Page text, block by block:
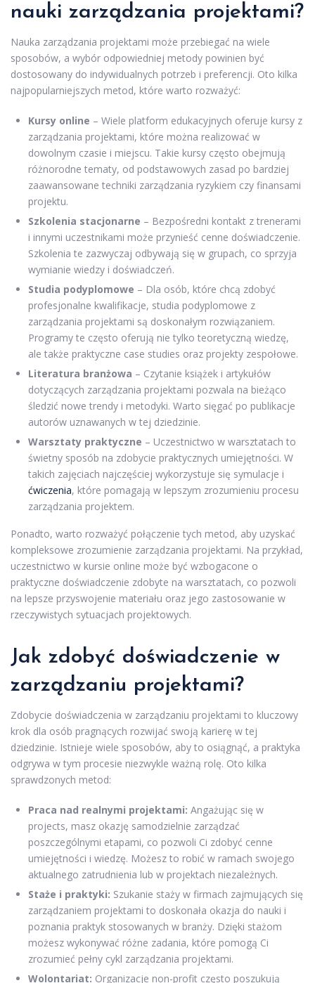
nauki zarządzania projektami?
Nauka zarządzania projektami może przebiegać na wiele
sposobów, a wybór odpowiedniej metody powinien być
dostosowany do indywidualnych potrzeb i preferencji. Oto kilka
najpopularniejszych metod, które warto rozważyć:
Kursy online – Wiele platform edukacyjnych oferuje kursy z
zarządzania projektami, które można realizować w
dowolnym czasie i miejscu. Takie kursy często obejmują
różnorodne tematy, od podstawowych zasad po bardziej
zaawansowane techniki zarządzania ryzykiem czy finansami
projektu.
Szkolenia stacjonarne – Bezpośredni kontakt z trenerami
i innymi uczestnikami może przynieść cenne doświadczenie.
Szkolenia te zazwyczaj odbywają się w grupach, co sprzyja
wymianie wiedzy i doświadczeń.
Studia podyplomowe – Dla osób, które chcą zdobyć
profesjonalne kwalifikacje, studia podyplomowe z
zarządzania projektami są doskonałym rozwiązaniem.
Programy te często oferują nie tylko teoretyczną wiedzę,
ale także praktyczne case studies oraz projekty zespołowe.
Literatura branżowa – Czytanie książek i artykułów
dotyczących zarządzania projektami pozwala na bieżąco
śledzić nowe trendy i metodyki. Warto sięgać po publikacje
autorów uznawanych w tej dziedzinie.
Warsztaty praktyczne – Uczestnictwo w warsztatach to
świetny sposób na zdobycie praktycznych umiejętności. W
takich zajęciach najczęściej wykorzystuje się symulacje i
ćwiczenia, które pomagają w lepszym zrozumieniu procesu
zarządzania projektem.
Ponadto, warto rozważyć połączenie tych metod, aby uzyskać
kompleksowe zrozumienie zarządzania projektami. Na przykład,
uczestnictwo w kursie online może być wzbogacone o
praktyczne doświadczenie zdobyte na warsztatach, co pozwoli
na lepsze przyswojenie materiału oraz jego zastosowanie w
rzeczywistych sytuacjach projektowych.
Jak zdobyć doświadczenie w
zarządzaniu projektami?
Zdobycie doświadczenia w zarządzaniu projektami to kluczowy
krok dla osób pragnących rozwijać swoją karierę w tej
dziedzinie. Istnieje wiele sposobów, aby to osiągnąć, a praktyka
odgrywa w tym procesie niezwykle ważną rolę. Oto kilka
sprawdzonych metod:
Praca nad realnymi projektami: Angażując się w
projects, masz okazję samodzielnie zarządzać
poszczególnymi etapami, co pozwoli Ci zdobyć cenne
umiejętności i wiedzę. Możesz to robić w ramach swojego
aktualnego zatrudnienia lub w projektach niezależnych.
Staże i praktyki: Szukanie staży w firmach zajmujących się
zarządzaniem projektami to doskonała okazja do nauki i
poznania praktyk stosowanych w branży. Dzięki stażom
możesz wykonywać różne zadania, które pomogą Ci
zrozumieć pełny cykl zarządzania projektami.
Wolontariat: Organizacje non-profit często poszukują